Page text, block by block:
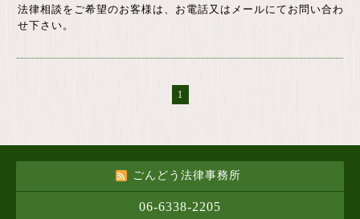
法律相談をご希望のお客様は、お電話又はメールにてお問い合わ
せ下さい。
1
ごんどう法律事務所
06-6338-2205